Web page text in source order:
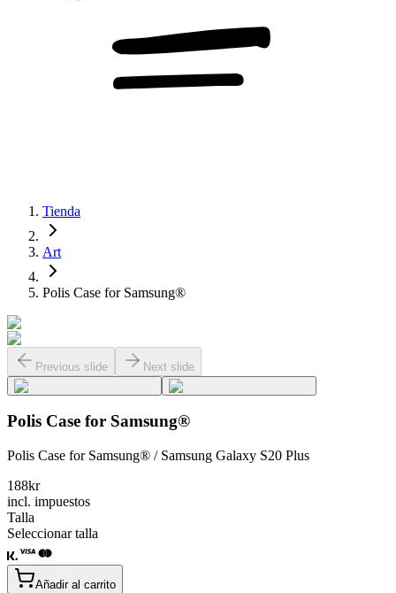
Tienda
Art
Polis Case for Samsung®
Previous slide Next slide
Polis Case for Samsung®
Polis Case for Samsung® / Samsung Galaxy S20 Plus
188kr
incl. impuestos
Talla
Seleccionar talla
Añadir al carrito